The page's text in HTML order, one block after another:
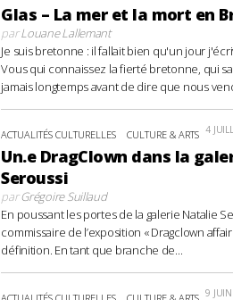
Glas – La mer et la mort en
parLouane Lallemant
Je suis bretonne : il fallait bien qu'un jour
Vous qui connaissez la fierté bretonne, qui
jamais longtemps avant de dire que nous
ACTUALITÉS CULTURELLES CULTURE & ARTS 4
Un.e DragClown dans la
Seroussi
parGrégoire Suillaud
En poussant les portes de la galerie Natalie
commissaire de l’exposition « Dragclown
définition. En tant que branche de...
9